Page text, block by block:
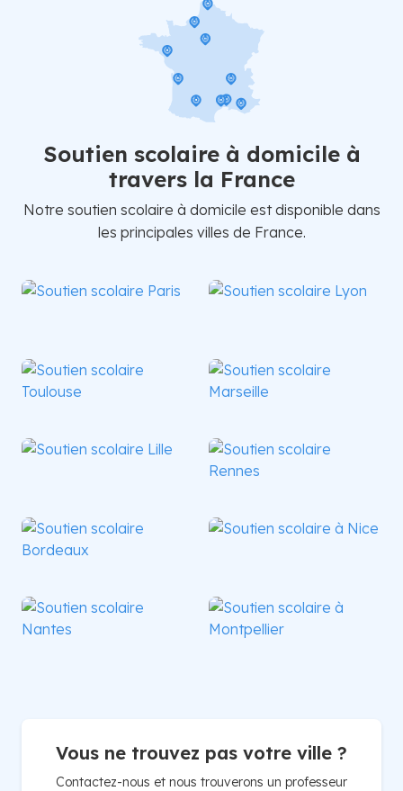
Soutien scolaire à domicile à
travers la France
Notre soutien scolaire à domicile est disponible dans
les principales villes de France.
Vous ne trouvez pas votre ville ?
Contactez-nous et nous trouverons un professeur